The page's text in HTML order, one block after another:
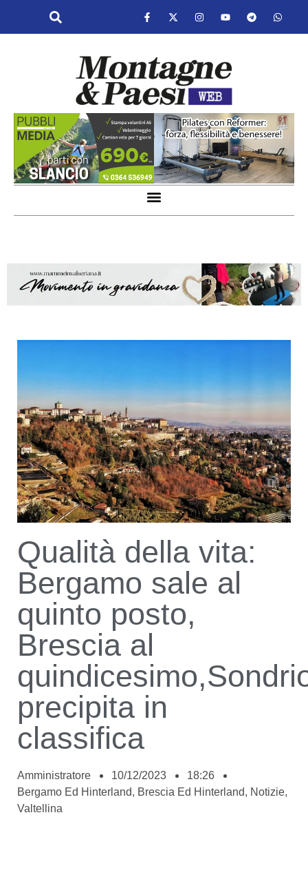
Qualità della vita:
Bergamo sale al
quinto posto,
Brescia al
precipita in
classifica
Amministratore 10/12/2023
18:26
Bergamo Ed Hinterland, Brescia Ed Hinterland, Notizie,
Valtellina